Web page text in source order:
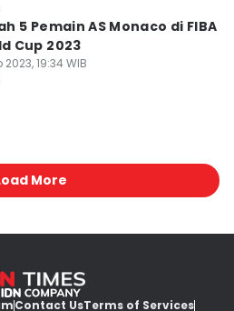
5 Pemain AS Monaco di FIBA
Cup 2023
2023, 19:34 WIB
More
Contact UsTerms of Services